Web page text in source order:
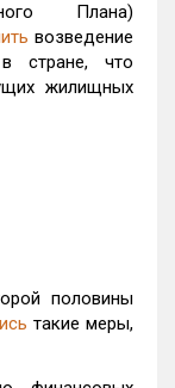
Плана)
возведение
стране, что
жилищных
половины
такие меры,